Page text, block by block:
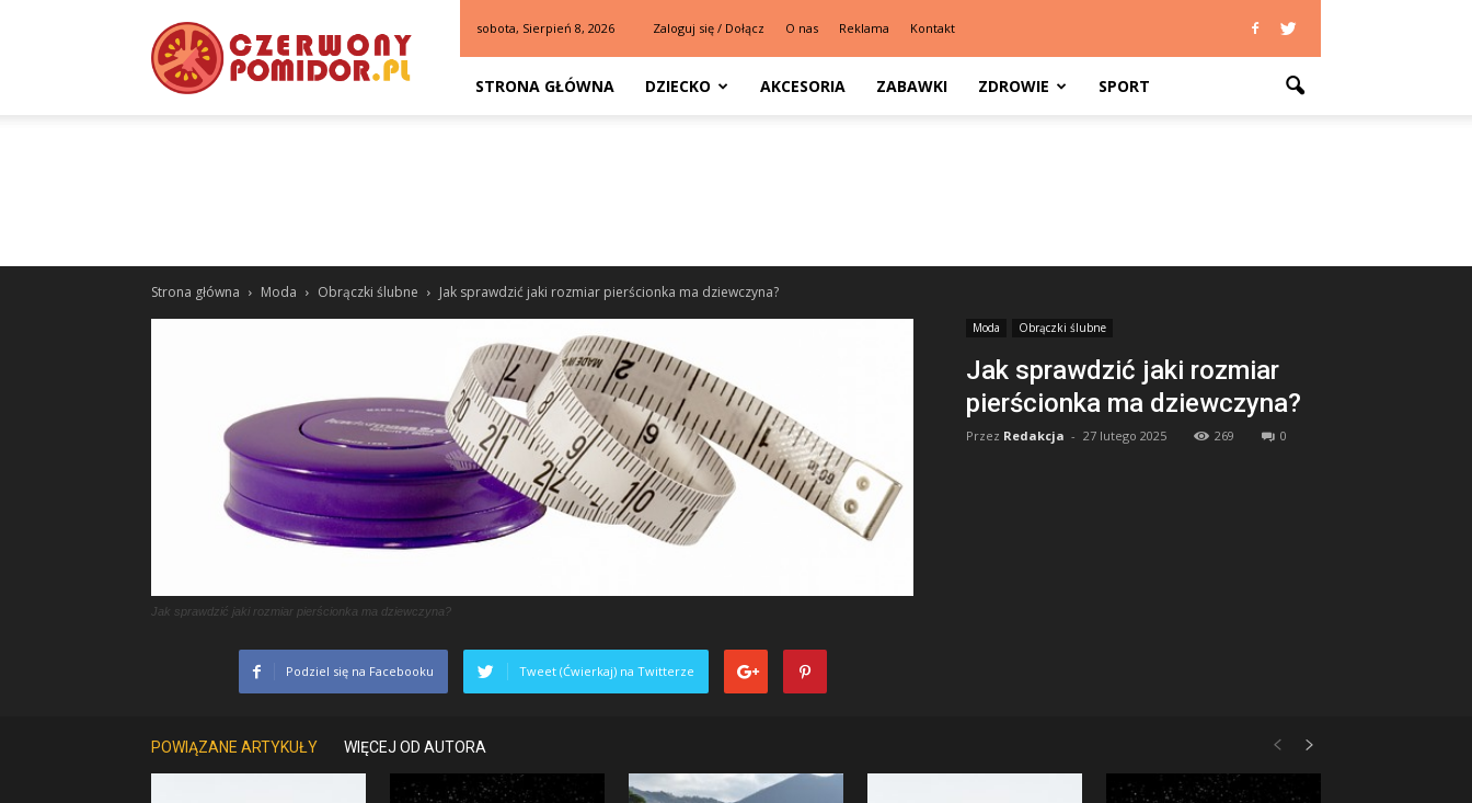
sobota, Sierpień 8, 2026 Zaloguj się / Dołącz O nas Reklama Kontakt
STRONA GŁÓWNA DZIECKO AKCESORIA ZABAWKI ZDROWIE SPORT
Strona główna Moda Obrączki ślubne Jak sprawdzić jaki rozmiar pierścionka ma dziewczyna?
Moda Obrączki ślubne
Jak sprawdzić jaki rozmiar
pierścionka ma dziewczyna?
Przez Redakcja - 27 lutego 2025 269 0
Jak sprawdzić jaki rozmiar pierścionka ma dziewczyna?
Podziel się na Facebooku Tweet (Ćwierkaj) na Twitterze
POWIĄZANE ARTYKUŁY WIĘCEJ OD AUTORA